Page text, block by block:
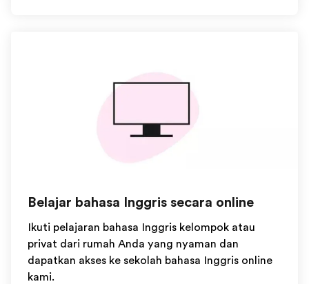
Belajar bahasa Inggris secara online
Ikuti pelajaran bahasa Inggris kelompok atau
privat dari rumah Anda yang nyaman dan
dapatkan akses ke sekolah bahasa Inggris online
kami.